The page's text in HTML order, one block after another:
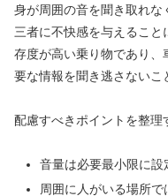
身が周囲の音を聞き取れ
三者に不快感を与えるこ
存度が高い乗り物であり
要な情報を聞き逃さないこ
配慮すべきポイントを整理
音量は必要最小限に設
周囲に人がいる場所